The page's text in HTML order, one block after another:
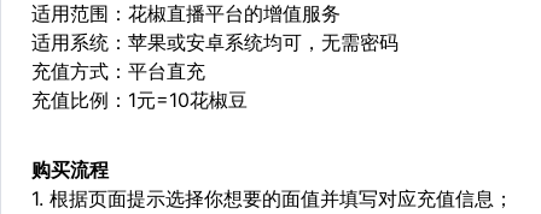
适用范围：花椒直播平台的增值服务
适用系统：苹果或安卓系统均可，无需密码
充值方式：平台直充
充值比例：1元=10花椒豆
购买流程
1. 根据页面提示选择你想要的面值并填写对应充值信息；